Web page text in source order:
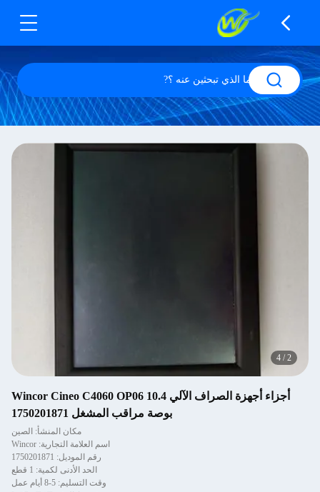
2
/
4
أجزاء أجهزة الصراف الآلي Wincor Cineo C4060 OP06 10.4
بوصة مراقب المشغل 1750201871
مكان المنشأ: الصين
اسم العلامة التجارية: Wincor
رقم الموديل: 1750201871
الحد الأدنى لكمية: 1 قطع
وقت التسليم: 5-8 أيام عمل